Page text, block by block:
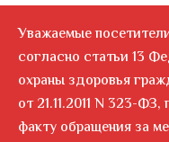
Я обратилась к
помощью,
лечил ранее) и тех
Была поражена теми
адрес! После таких
именно ему я готова
Уважаемые
согласно статьи 13
охраны здоровья
от 21.11.2011 N 323-
факту обращения за